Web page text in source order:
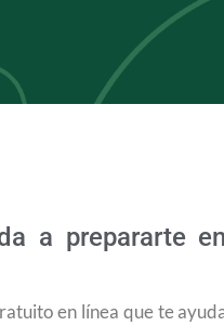
a prepararte
en línea que te